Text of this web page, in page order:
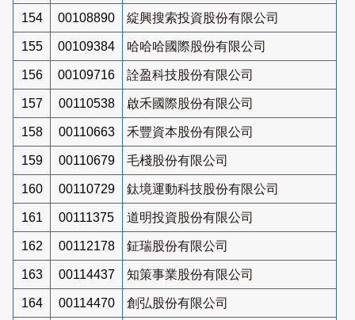
154 00108890 綻興搜索投資股份有限公司
155 00109384 哈哈哈國際股份有限公司
156 00109716 詮盈科技股份有限公司
157 00110538 啟禾國際股份有限公司
158 00110663 禾豐資本股份有限公司
159 00110679 毛棧股份有限公司
160 00110729 鈦境運動科技股份有限公司
161 00111375 道明投資股份有限公司
162 00112178 鉦瑞股份有限公司
163 00114437 知策事業股份有限公司
164 00114470 創弘股份有限公司